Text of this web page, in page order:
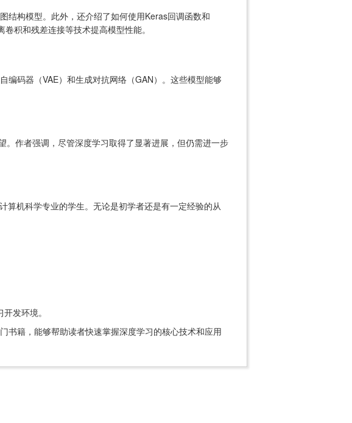
结构模型。此外，还介绍了如何使用Keras回调函数和
积和残差连接等技术提高模型性能。
码器（VAE）和生成对抗网络（GAN）。这些模型能够
作者强调，尽管深度学习取得了显著进展，但仍需进一步
算机科学专业的学生。无论是初学者还是有一定经验的从
发环境。
书籍，能够帮助读者快速掌握深度学习的核心技术和应用